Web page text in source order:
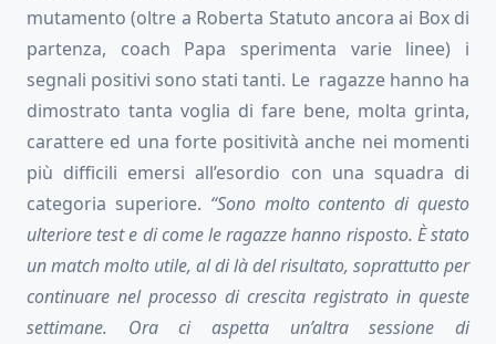
mutamento (oltre a Roberta Statuto ancora ai Box di
partenza, coach Papa sperimenta varie linee) i
segnali positivi sono stati tanti. Le ragazze hanno ha
dimostrato tanta voglia di fare bene, molta grinta,
carattere ed una forte positività anche nei momenti
più difficili emersi all’esordio con una squadra di
categoria superiore. “Sono molto contento di questo
ulteriore test e di come le ragazze hanno risposto. È stato
un match molto utile, al di là del risultato, soprattutto per
continuare nel processo di crescita registrato in queste
settimane. Ora ci aspetta un’altra sessione di